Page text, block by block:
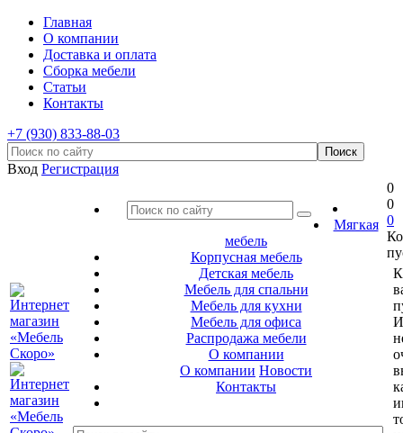
Главная
О компании
Доставка и оплата
Сборка мебели
Статьи
Контакты
+7 (930) 833-88-03
Вход Регистрация
Мягкая
мебель
Корпусная мебель
Детская мебель
Мебель для спальни
Мебель для кухни
Мебель для офиса
Распродажа мебели
О компании
О компании Новости
Контакты
0
0
0